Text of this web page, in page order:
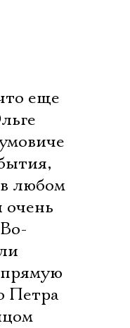
еще
любом
очень
Петра